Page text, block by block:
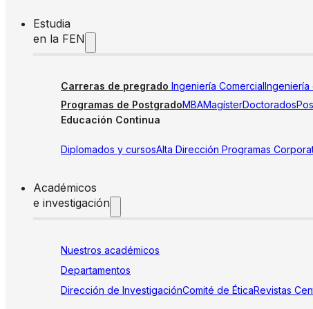
Estudia
en la FEN
Carreras de pregrado Ingeniería ComercialIngeniería
Programas de PostgradoMBAMagísterDoctorados
Educación Continua
Diplomados y cursosAlta Dirección Programas
Académicos
e investigación
Nuestros académicos
Departamentos
Dirección de InvestigaciónComité de ÉticaRevistas